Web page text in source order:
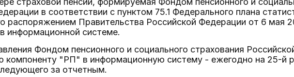
в соответствии с пунктом 75.1 Федерального плана
распоряжением Правительства Российской Федерации от 6 мая
информационной системе.
Фондом пенсионного и социального страхования
компоненту "РП" в информационную систему - ежегодно на 25-й
за отчетным.